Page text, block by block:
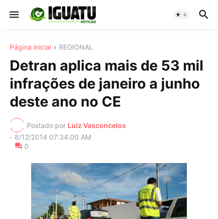
Página inicial REGIONAL
Detran aplica mais de 53 mil
infrações de janeiro a junho
deste ano no CE
Postado por Luiz Vasconcelos
- 8/12/2014 07:34:00 AM
0